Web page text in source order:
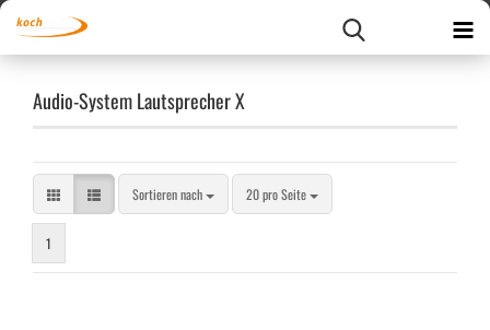
Audio-System Lautsprecher X
Sortieren nach
Sortieren nach 20 pro Seite
pro Seite
1